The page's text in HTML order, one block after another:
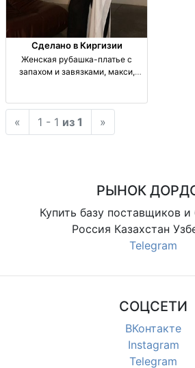
Сделано в Киргизии
Женская рубашка-платье с
запахом и завязками, макси,
на запах с завязками,
регулируемая посадка (притал./
свободн.), акцент т
« 1 - 1 из 1 »
РЫНОК
Купить базу поставщиков и
Россия Казахстан
Telegram
СОЦСЕТИ
ВКонтакте
Instagram
Telegram